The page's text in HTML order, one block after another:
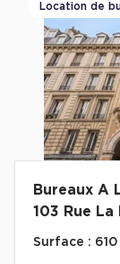
Location de
Bureaux A
103 Rue
Surface :